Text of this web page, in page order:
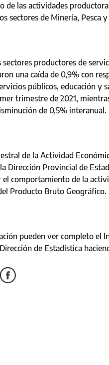
de las actividades
sectores de Minería, Pesca
productores de
una caída de 0,9% con
públicos, educación y
trimestre de 2021,
de 0,5% interanual.
de la Actividad
Dirección Provincial de
comportamiento de la
Producto Bruto Geográfico.
pueden ver completo el
de Estadística